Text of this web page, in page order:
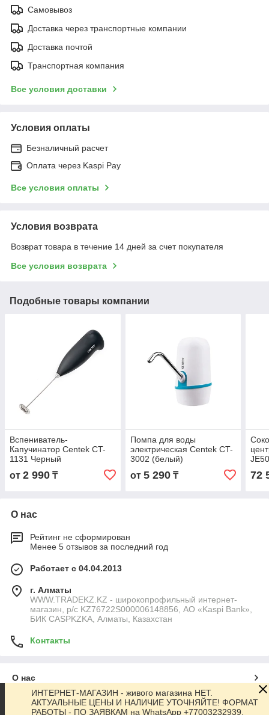
Самовывоз
Доставка через транспортные компании
Доставка почтой
Транспортная компания
Все условия доставки
Условия оплаты
Безналичный расчет
Оплата через Kaspi Pay
Все условия оплаты
Условия возврата
Возврат товара в течение 14 дней за счет покупателя
Все условия возврата
Подобные товары компании
Вспениватель-
Капучинатор Centek CT-
1131 Черный
от 2 990 ₸
Помпа для воды
электрическая Centek CT-
3002 (белый)
от 5 290₸ 72
О нас
Рейтинг не сформирован
Менее 5 отзывов за последний год
Работает с 04.04.2013
г. Алматы
WWW.TRADEKZ.KZ - широкопрофильный интернет-
магазин, р/с KZ76722S000006148856, АО «Kaspi Bank»,
БИК CASPKZKA, Алматы, Казахстан
Контакты
О нас
Контакты
ИНТЕРНЕТ-МАГАЗИН - живого магазина НЕТ.
АКТУАЛЬНЫЕ ЦЕНЫ И НАЛИЧИЕ УТОЧНЯЙТЕ! ФОРМАТ
РАБОТЫ - ПО ЗАЯВКАМ на WhatsApp +77003232939,